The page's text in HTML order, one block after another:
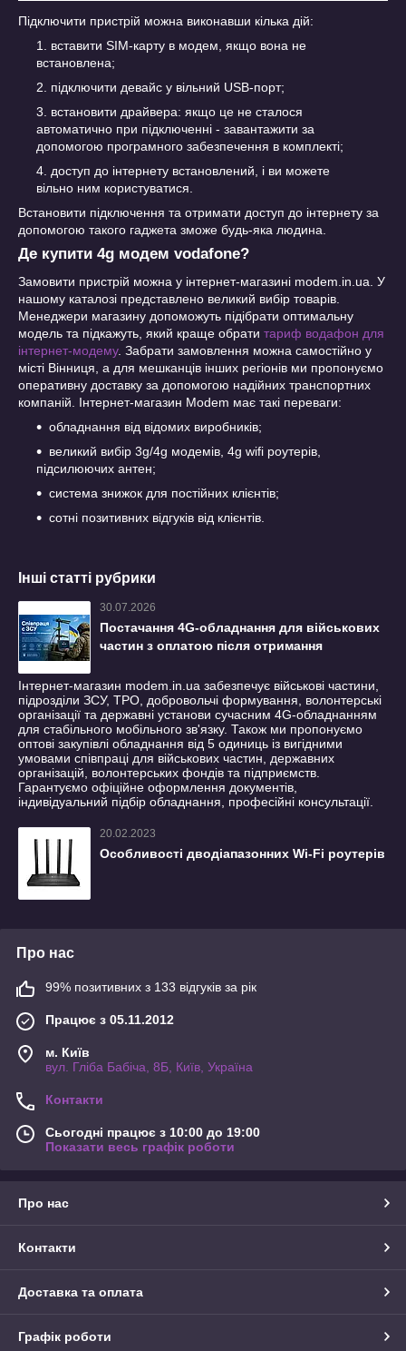
Підключити пристрій можна виконавши кілька дій:
вставити SIM-карту в модем, якщо вона не
встановлена;
підключити девайс у вільний USB-порт;
встановити драйвера: якщо це не сталося
автоматично при підключенні - завантажити за
допомогою програмного забезпечення в комплекті;
доступ до інтернету встановлений, і ви можете
вільно ним користуватися.
Встановити підключення та отримати доступ до інтернету за
допомогою такого гаджета зможе будь-яка людина.
Де купити 4g модем vodafone?
Замовити пристрій можна у інтернет-магазині modem.in.ua. У
нашому каталозі представлено великий вибір товарів.
Менеджери магазину допоможуть підібрати оптимальну
модель та підкажуть, який краще обрати тариф водафон для
інтернет-модему. Забрати замовлення можна самостійно у
місті Вінниця, а для мешканців інших регіонів ми пропонуємо
оперативну доставку за допомогою надійних транспортних
компаній. Інтернет-магазин Modem має такі переваги:
обладнання від відомих виробників;
великий вибір 3g/4g модемів, 4g wifi роутерів,
підсилюючих антен;
система знижок для постійних клієнтів;
сотні позитивних відгуків від клієнтів.
Інші статті рубрики
30.07.2026
Постачання 4G-обладнання для військових
частин з оплатою після отримання
Інтернет-магазин modem.in.ua забезпечує військові частини,
підрозділи ЗСУ, ТРО, добровольчі формування, волонтерські
організації та державні установи сучасним 4G-обладнанням
для стабільного мобільного зв'язку. Також ми пропонуємо
оптові закупівлі обладнання від 5 одиниць із вигідними
умовами співпраці для військових частин, державних
організацій, волонтерських фондів та підприємств.
Гарантуємо офіційне оформлення документів,
індивідуальний підбір обладнання, професійні консультації.
20.02.2023
Особливості дводіапазонних Wi-Fi роутерів
Про нас
99% позитивних з 133 відгуків за рік
Працює з 05.11.2012
м. Київ
вул. Гліба Бабіча, 8Б, Київ, Україна
Контакти
Сьогодні працює з 10:00 до 19:00
Показати весь графік роботи
Про нас
Контакти
Доставка та оплата
Графік роботи